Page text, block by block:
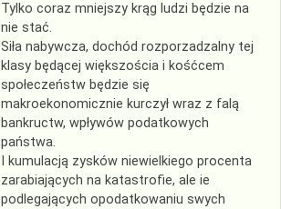
Tylko coraz mniejszy krąg ludzi będzie na
nie stać.
Siła nabywcza, dochód rozporzadzalny tej
klasy będącej większościa i kośćcem
społeczeństw będzie się
makroekonomicznie kurczył wraz z falą
bankructw, wpływów podatkowych
państwa.
I kumulacją zysków niewielkiego procenta
zarabiających na katastrofie, ale ie
podlegających opodatkowaniu swych